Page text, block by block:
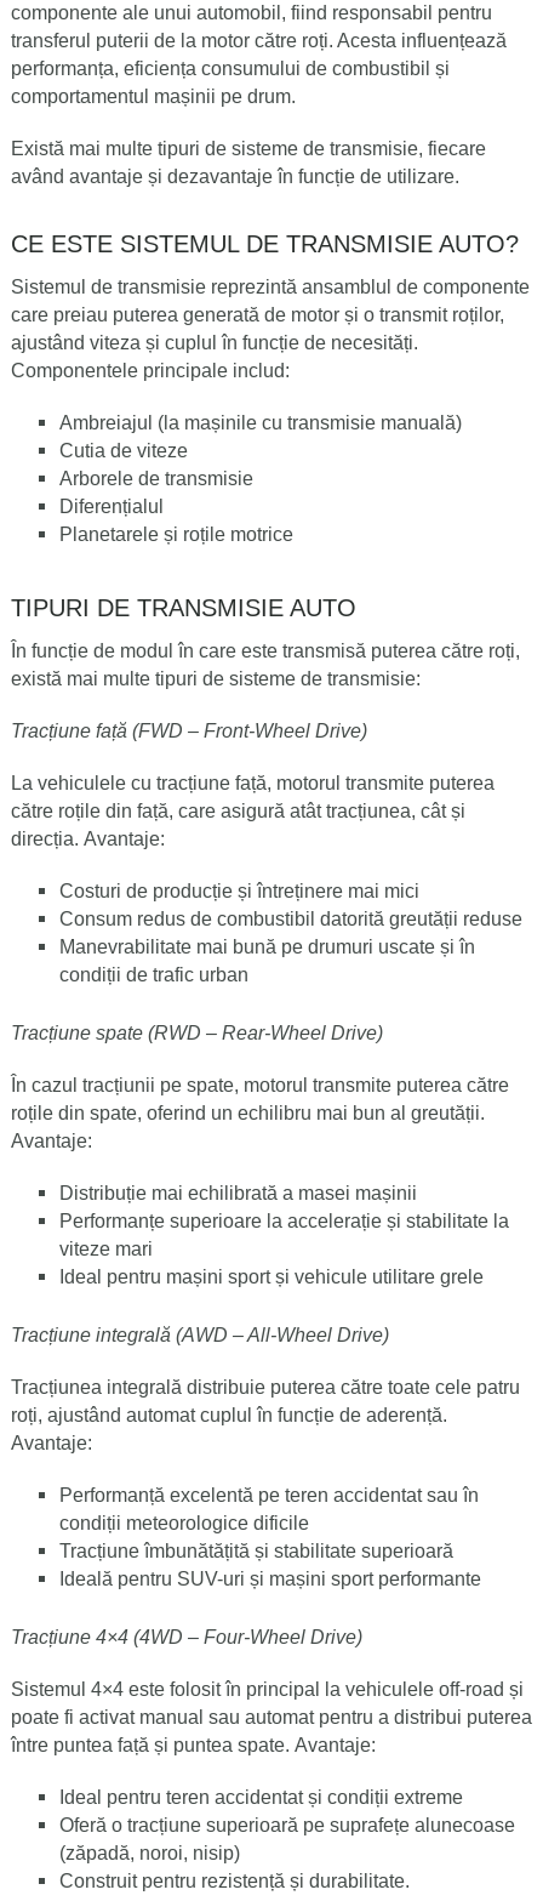
componente ale unui automobil, fiind responsabil pentru
transferul puterii de la motor către roți. Acesta influențează
performanța, eficiența consumului de combustibil și
comportamentul mașinii pe drum.
Există mai multe tipuri de sisteme de transmisie, fiecare
având avantaje și dezavantaje în funcție de utilizare.
CE ESTE SISTEMUL DE TRANSMISIE AUTO?
Sistemul de transmisie reprezintă ansamblul de componente
care preiau puterea generată de motor și o transmit roților,
ajustând viteza și cuplul în funcție de necesități.
Componentele principale includ:
Ambreiajul (la mașinile cu transmisie manuală)
Cutia de viteze
Arborele de transmisie
Diferențialul
Planetarele și roțile motrice
TIPURI DE TRANSMISIE AUTO
În funcție de modul în care este transmisă puterea către roți,
există mai multe tipuri de sisteme de transmisie:
Tracțiune față (FWD – Front-Wheel Drive)
La vehiculele cu tracțiune față, motorul transmite puterea
către roțile din față, care asigură atât tracțiunea, cât și
direcția. Avantaje:
Costuri de producție și întreținere mai mici
Consum redus de combustibil datorită greutății reduse
Manevrabilitate mai bună pe drumuri uscate și în
condiții de trafic urban
Tracțiune spate (RWD – Rear-Wheel Drive)
În cazul tracțiunii pe spate, motorul transmite puterea către
roțile din spate, oferind un echilibru mai bun al greutății.
Avantaje:
Distribuție mai echilibrată a masei mașinii
Performanțe superioare la accelerație și stabilitate la
viteze mari
Ideal pentru mașini sport și vehicule utilitare grele
Tracțiune integrală (AWD – All-Wheel Drive)
Tracțiunea integrală distribuie puterea către toate cele patru
roți, ajustând automat cuplul în funcție de aderență.
Avantaje:
Performanță excelentă pe teren accidentat sau în
condiții meteorologice dificile
Tracțiune îmbunătățită și stabilitate superioară
Ideală pentru SUV-uri și mașini sport performante
Tracțiune 4×4 (4WD – Four-Wheel Drive)
Sistemul 4×4 este folosit în principal la vehiculele off-road și
poate fi activat manual sau automat pentru a distribui puterea
între puntea față și puntea spate. Avantaje:
Ideal pentru teren accidentat și condiții extreme
Oferă o tracțiune superioară pe suprafețe alunecoase
(zăpadă, noroi, nisip)
Construit pentru rezistență și durabilitate.